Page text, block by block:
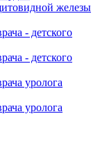
железы
- детского
- детского
уролога
уролога